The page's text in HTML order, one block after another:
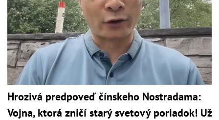
Hrozivá predpoveď čínskeho Nostradama:
Vojna, ktorá zničí starý svetový poriadok! Už